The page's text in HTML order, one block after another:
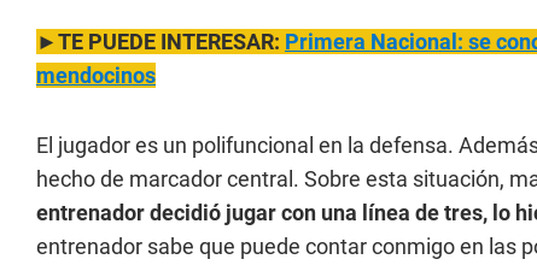
►TE PUEDE INTERESAR: Primera Nacional: se
mendocinos
El jugador es un polifuncional en la defensa.
hecho de marcador central. Sobre esta situación,
entrenador decidió jugar con una línea de tres, lo
entrenador sabe que puede contar conmigo en las